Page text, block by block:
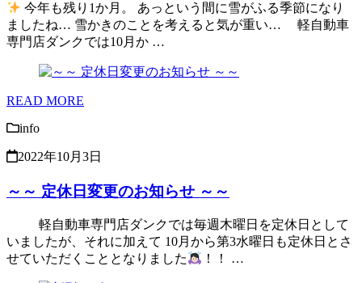
今年も残り1か月。 あっという間に雪がふる季節になり
ましたね… 雪かきのことを考えると気が重い… 軽自動車
専門店ダンクでは10月か …
READ MORE
info
2022年10月3日
～～ 定休日変更のお知らせ ～～
軽自動車専門店ダンクでは毎週木曜日を定休日として
いましたが、それに加えて 10月から第3水曜日も定休日とさ
せていただくこととなりました
！！ …